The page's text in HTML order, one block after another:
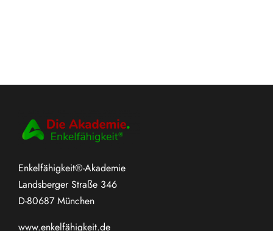
Enkelfähigkeit®-Akademie
Landsberger Straße 346
D-80687 München
www.enkelfähigkeit.de